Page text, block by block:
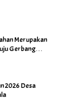
Merupakan
Gerbang
2026 Desa